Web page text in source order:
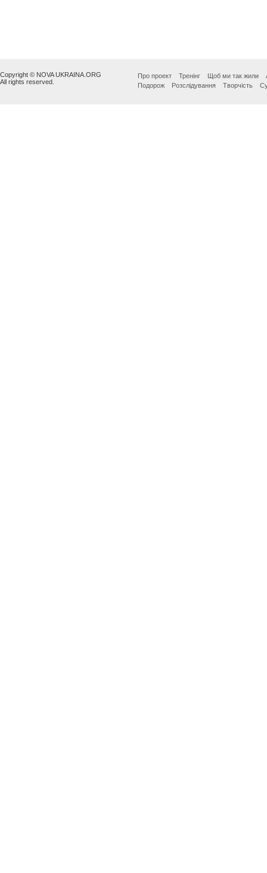
Copyright © NOVA UKRAINA.ORG
All rights reserved.
Про проект Тренінг Щоб ми так жили
Подорож
Розслідування Творчість